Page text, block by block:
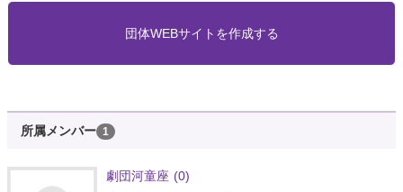
団体WEBサイトを作成する
所属メンバー 1
劇団河童座 (0)